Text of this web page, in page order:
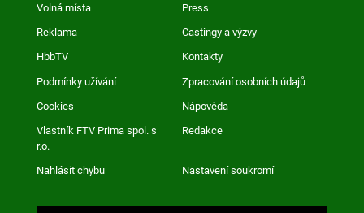
Volná místa Press
Reklama Castingy a výzvy
HbbTV Kontakty
Podmínky užívání Zpracování osobních údajů
Cookies Nápověda
Vlastník FTV Prima spol. s
r.o.
Redakce
Nahlásit chybu Nastavení soukromí